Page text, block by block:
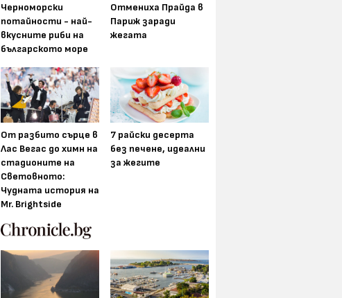
Черноморски
потайности - най-
вкусните риби на
българското море
Отмениха Прайда в
Париж заради
жегата
От разбито сърце в
Лас Вегас до химн на
стадионите на
Световното:
Чудната история на
Mr. Brightside
7 райски десерта
без печене, идеални
за жегите